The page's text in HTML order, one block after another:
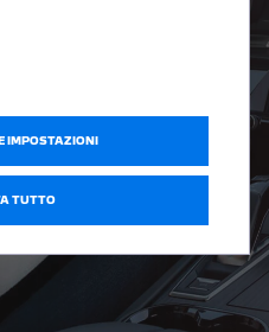
IMPOSTAZIONI
TUTTO